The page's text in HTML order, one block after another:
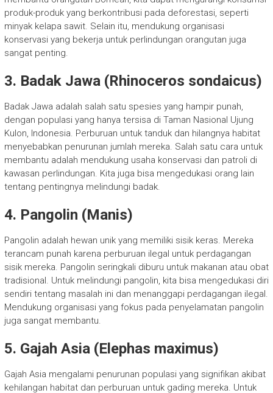
produk-produk yang berkontribusi pada deforestasi, seperti
minyak kelapa sawit. Selain itu, mendukung organisasi
konservasi yang bekerja untuk perlindungan orangutan juga
sangat penting.
3. Badak Jawa (Rhinoceros sondaicus)
Badak Jawa adalah salah satu spesies yang hampir punah,
dengan populasi yang hanya tersisa di Taman Nasional Ujung
Kulon, Indonesia. Perburuan untuk tanduk dan hilangnya habitat
menyebabkan penurunan jumlah mereka. Salah satu cara untuk
membantu adalah mendukung usaha konservasi dan patroli di
kawasan perlindungan. Kita juga bisa mengedukasi orang lain
tentang pentingnya melindungi badak.
4. Pangolin (Manis)
Pangolin adalah hewan unik yang memiliki sisik keras. Mereka
terancam punah karena perburuan ilegal untuk perdagangan
sisik mereka. Pangolin seringkali diburu untuk makanan atau obat
tradisional. Untuk melindungi pangolin, kita bisa mengedukasi diri
sendiri tentang masalah ini dan menanggapi perdagangan ilegal.
Mendukung organisasi yang fokus pada penyelamatan pangolin
juga sangat membantu.
5. Gajah Asia (Elephas maximus)
Gajah Asia mengalami penurunan populasi yang signifikan akibat
kehilangan habitat dan perburuan untuk gading mereka. Untuk